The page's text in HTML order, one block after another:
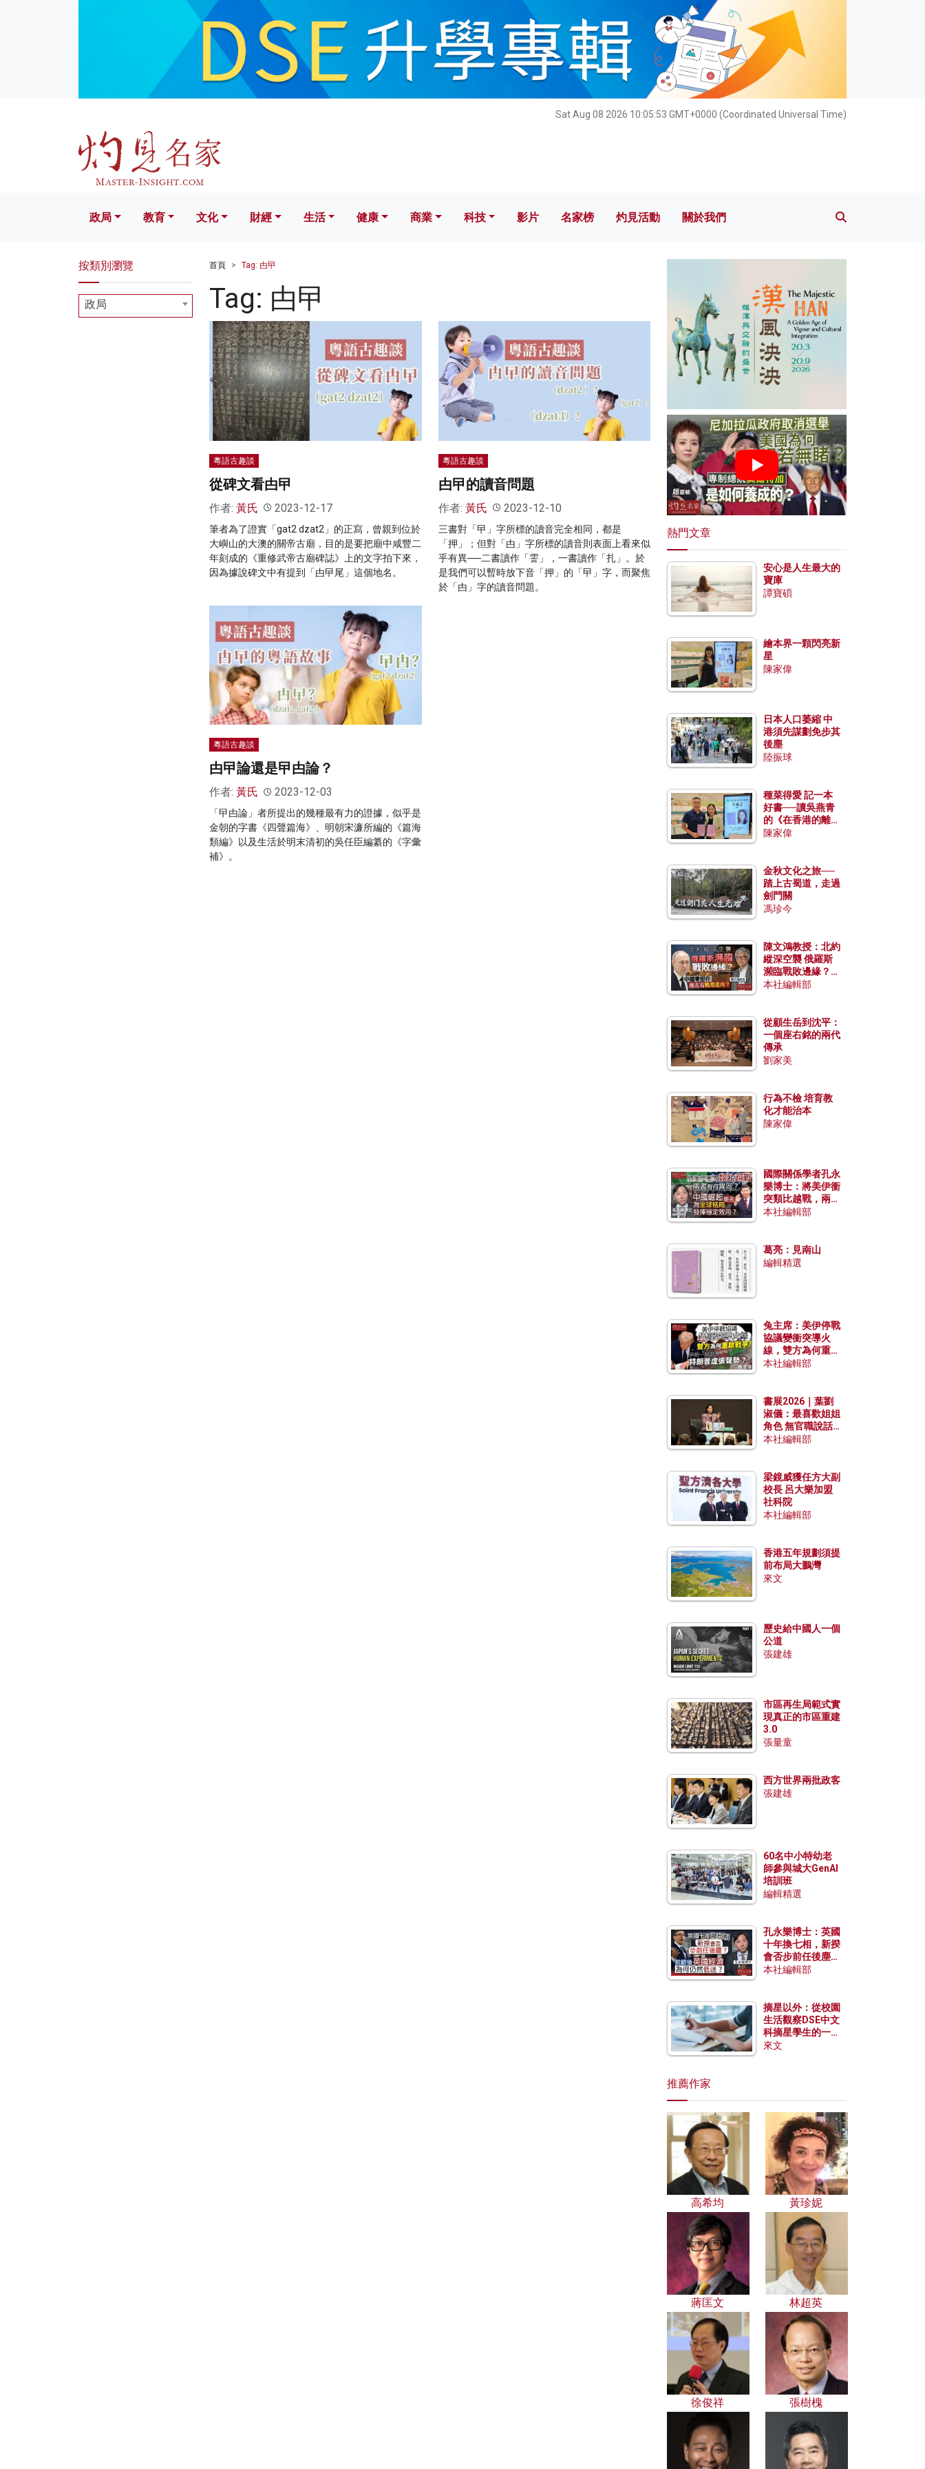
Sat Aug 08 2026 10:05:55 GMT+0000 (Coordinated Universal Time)
文化 財經 生活 健康 科技 影片 名家榜 灼見活動 關於我們
政局 教育 文化 財經 生活 健康 商業 科技 影片 名家榜 灼見活動 關於我們
首頁 Tag: 甴曱
Tag: 甴曱
粵語古趣談
從碑文看甴曱
作者: 黃氏 2023-12-17
筆者為了證實「gat2 dzat2」的正寫，曾親到位於
大嶼山的大澳的關帝古廟，目的是要把廟中咸豐二
年刻成的《重修武帝古廟碑誌》上的文字拍下來，
因為據說碑文中有提到「甴曱尾」這個地名。
粵語古趣談
甴曱的讀音問題
作者: 黃氏 2023-12-10
三書對「曱」字所標的讀音完全相同，都是
「押」；但對「甴」字所標的讀音則表面上看來似
乎有異──二書讀作「霅」，一書讀作「扎」。於
是我們可以暫時放下音「押」的「曱」字，而聚焦
於「甴」字的讀音問題。
粵語古趣談
甴曱論還是曱甴論？
作者: 黃氏 2023-12-03
「曱甴論」者所提出的幾種最有力的證據，似乎是
金朝的字書《四聲篇海》、明朝宋濂所編的《篇海
類編》以及生活於明末清初的吳任臣編纂的《字彙
補》。
按類別瀏覽
政局
熱門文章
安心是人生最大的
寶庫
譚寶碩
繪本界一顆閃亮新
星
陳家偉
日本人口萎縮 中
港須先謀劃免步其
後塵
陸振球
種菜得愛 記一本
好書──讀吳燕青
的《在香港的離島
種菜》
陳家偉
金秋文化之旅──
踏上古蜀道，走過
劍門關
馮珍今
陳文鴻教授：北約
縱深空襲 俄羅斯
瀕臨戰敗邊緣？中
國零部件能左右戰
本社編輯部
從顧生岳到沈平：
一個座右銘的兩代
傳承
劉家美
行為不檢 培育教
化才能治本
陳家偉
國際關係學者孔永
樂博士：將美伊衝
突類比越戰，兩者
有何異同？中國崛
本社編輯部
葛亮：見南山
編輯精選
兔主席：美伊停戰
協議變衝突導火
線，雙方為何重啟
戰爭？伊朗一早洞
本社編輯部
書展2026｜葉劉
淑儀：最喜歡姐姐
角色 無官職說話
包袱少
本社編輯部
梁鏡威獲任方大副
校長 呂大樂加盟
社科院
本社編輯部
香港五年規劃須提
前布局大鵬灣
來文
歷史給中國人一個
公道
張建雄
市區再生局範式實
現真正的市區重建
3.0
張量童
西方世界兩批政客
張建雄
60名中小特幼老
師參與城大GenAI
培訓班
編輯精選
孔永樂博士：英國
十年換七相，新揆
會否步前任後塵？
脫歐後英國經濟為
本社編輯部
摘星以外：從校園
生活觀察DSE中文
科摘星學生的一點
特質
來文
推薦作家
高希均 黃珍妮
蔣匡文 林超英
徐俊祥 張樹槐